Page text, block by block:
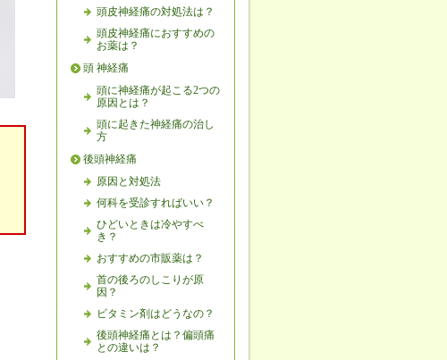
頭皮神経痛の対処法は？
頭皮神経痛におすすめの
お薬は？
頭 神経痛
頭に神経痛が起こる2つの
原因とは？
頭に起きた神経痛の治し
方
後頭神経痛
原因と対処法
何科を受診すればいい？
ひどいときは冷やすべ
き？
おすすめの市販薬は？
首の後ろのしこりが原
因？
ビタミン剤はどうなの？
後頭神経痛とは？偏頭痛
との違いは？